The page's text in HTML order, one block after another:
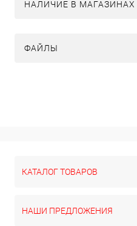
НАЛИЧИЕ В МАГАЗИНАХ
ФАЙЛЫ
КАТАЛОГ ТОВАРОВ
НАШИ ПРЕДЛОЖЕНИЯ